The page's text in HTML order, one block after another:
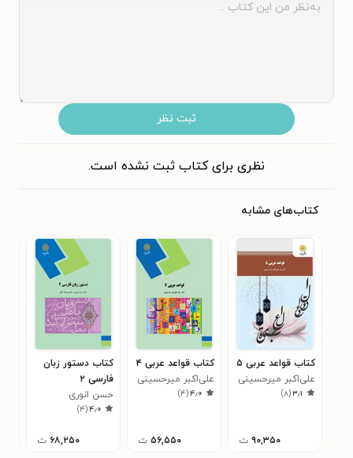
ثبت نظر
نظری برای کتاب ثبت نشده است.
کتاب‌های مشابه
کتاب قواعد عربی ۵
علی‌اکبر میرحسینی
۳٫۱(۸)
۹۰,۳۵۰ ت
کتاب قواعد عربی ۴
علی‌اکبر میرحسینی
۴٫۰(۴)
۵۶,۵۵۰ ت
کتاب دستور زبان
فارسی ۲
حسن انوری
۴٫۰(۴)
۶۸,۲۵۰ ت